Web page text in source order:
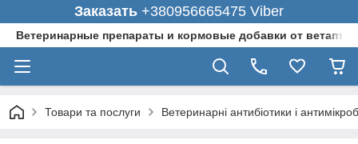
Заказать +380956665475 Viber
Ветеринарные препараты и кормовые добавки от
Товари та послуги Ветеринарні антибіотики і